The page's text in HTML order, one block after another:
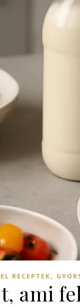
RECEPTEK,
ami